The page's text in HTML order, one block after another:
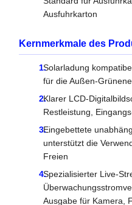
Ausfuhrkarton
Kernmerkmale des
Solarladung
für die Außen-
Klarer LCD-
Restleistung,
Eingebettete
unterstützt die
Freien
Spezialisierter Live-
Ausgabe für Kamera,